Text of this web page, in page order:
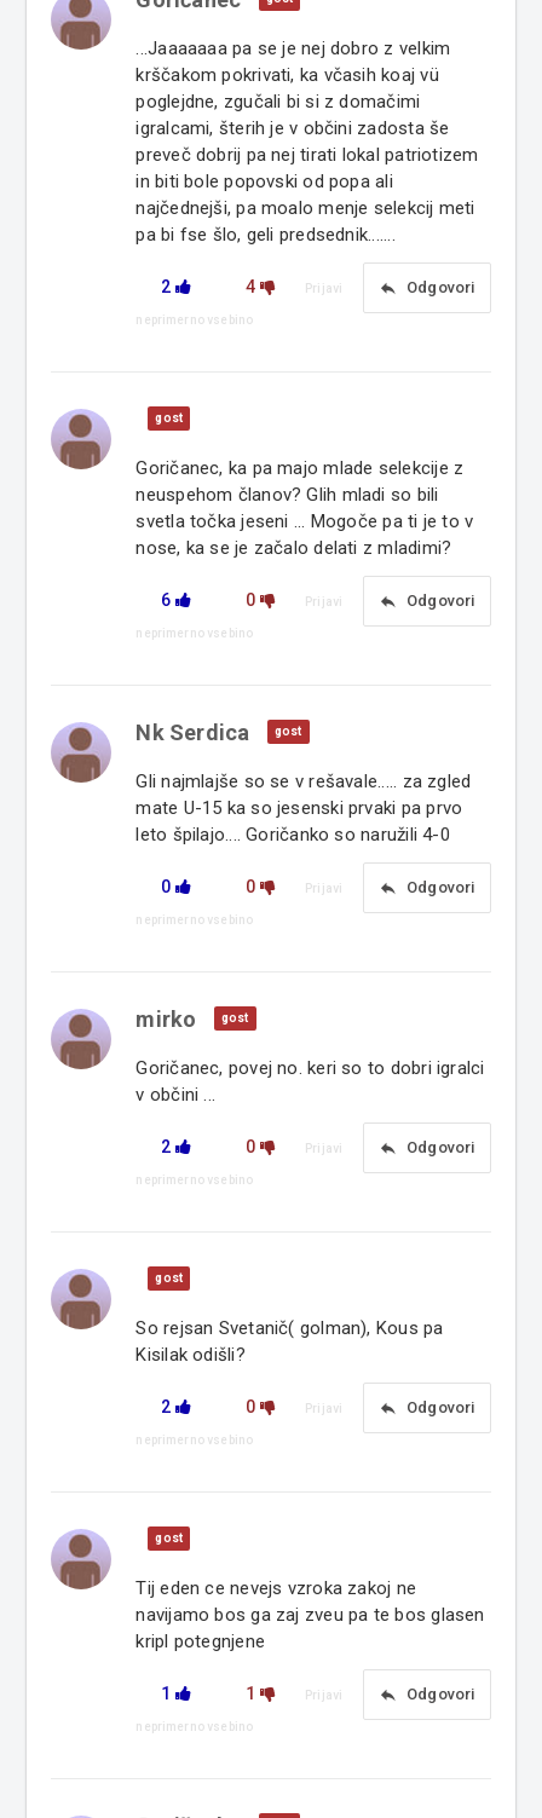
...Jaaaaaaa pa se je nej dobro z velkim
krščakom pokrivati, ka včasih koaj vü
poglejdne, zgučali bi si z domačimi
igralcami, šterih je v občini zadosta še
preveč dobrij pa nej tirati lokal patriotizem
in biti bole popovski od popa ali
najčednejši, pa moalo menje selekcij meti
pa bi fse šlo, geli predsednik.......
2 4 reply Odgovori
Prijavi
neprimerno vsebino
gost
Goričanec, ka pa majo mlade selekcije z
neuspehom članov? Glih mladi so bili
svetla točka jeseni ... Mogoče pa ti je to v
nose, ka se je začalo delati z mladimi?
6 0 reply Odgovori
Prijavi
neprimerno vsebino
Nk Serdica gost
Gli najmlajše so se v rešavale..... za zgled
mate U-15 ka so jesenski prvaki pa prvo
leto špilajo.... Goričanko so naružili 4-0
0 0 reply Odgovori
Prijavi
neprimerno vsebino
mirko gost
Goričanec, povej no. keri so to dobri igralci
v občini ...
2 0 reply Odgovori
Prijavi
neprimerno vsebino
gost
So rejsan Svetanič( golman), Kous pa
Kisilak odišli?
2 0 reply Odgovori
Prijavi
neprimerno vsebino
gost
Tij eden ce nevejs vzroka zakoj ne
navijamo bos ga zaj zveu pa te bos glasen
kripl potegnjene
1 1 reply Odgovori
Prijavi
neprimerno vsebino